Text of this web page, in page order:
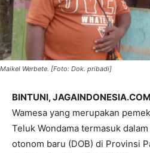
Maikel Werbete. [Foto: Dok. pribadi]
BINTUNI,
Wamesa yang merupakan
Teluk Wondama termasuk
otonom baru (DOB) di Provinsi